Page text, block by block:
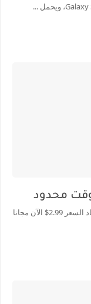
محدود
اسم اللعبه The Game of Life التوافق الايفون والايباد السعر 2.99$ الآن مجانا